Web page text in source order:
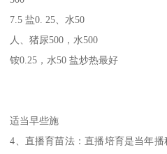
7.5 盐0. 25、水50
人、猪尿500，水500
铵0.25，水50 盐炒热最好
适当早些施
4、直播育苗法：直播培育是当年